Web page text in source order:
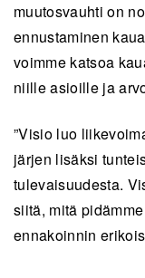
muutosvauhti on
ennustaminen
voimme katsoa
niille asioille ja
”Visio luo
järjen lisäksi
tulevaisuudesta.
siitä, mitä
ennakoinnin